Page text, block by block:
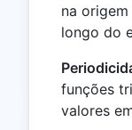
na
longo do
funções
valores